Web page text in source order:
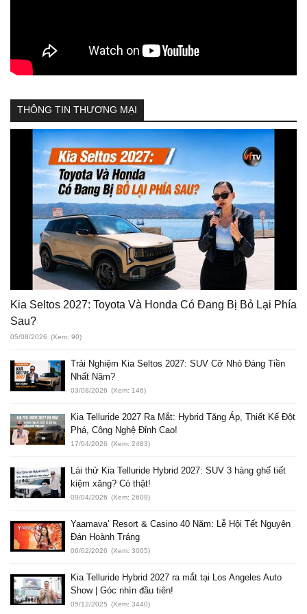
THÔNG TIN THƯƠNG MẠI
Kia Seltos 2027: Toyota Và Honda Có Đang Bị Bỏ Lại Phía
Sau?
05/08/2026 (Xem: 90)
Trải Nghiệm Kia Seltos 2027: SUV Cỡ Nhỏ Đáng Tiền
Nhất Năm?
03/08/2026 (Xem: 146)
Kia Telluride 2027 Ra Mắt: Hybrid Tăng Áp, Thiết Kế Đột
Phá, Công Nghệ Đỉnh Cao!
17/04/2026 (Xem: 2483)
Lái thử Kia Telluride Hybrid 2027: SUV 3 hàng ghế tiết
kiệm xăng? Có thật!
09/04/2026 (Xem: 2609)
Yaamava’ Resort & Casino 40 Năm: Lễ Hội Tết Nguyên
Đán Hoành Tráng
06/02/2026 (Xem: 3005)
Kia Telluride Hybrid 2027 ra mắt tại Los Angeles Auto
Show | Góc nhìn đầu tiên!
05/12/2025 (Xem: 3440)